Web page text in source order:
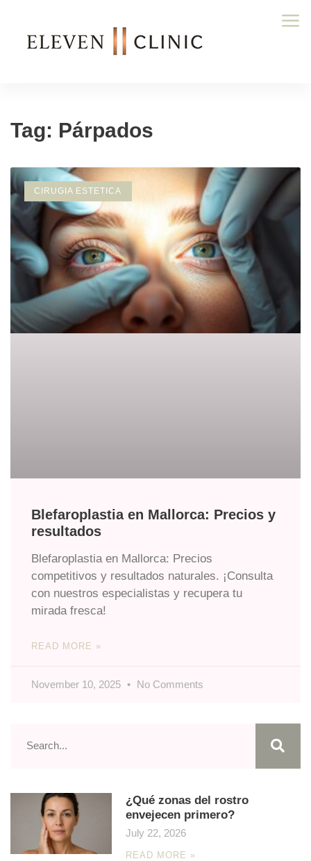
Tag: Párpados
CIRUGIA ESTETICA
Blefaroplastia en Mallorca: Precios y
resultados
Blefaroplastia en Mallorca: Precios
competitivos y resultados naturales. ¡Consulta
con nuestros especialistas y recupera tu
mirada fresca!
READ MORE »
November 10, 2025 No Comments
¿Qué zonas del rostro
envejecen primero?
July 22, 2026
READ MORE »